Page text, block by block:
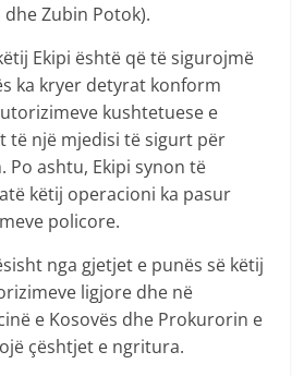
dhe Zubin Potok).
Ekipi është që të sigurojmë
ka kryer detyrat konform
kushtetuese e
të një mjedisi të sigurt për
Po ashtu, Ekipi synon të
këtij operacioni ka pasur
policore.
nga gjetjet e punës së këtij
ligjore dhe në
e Kosovës dhe Prokurorin e
çështjet e ngritura.